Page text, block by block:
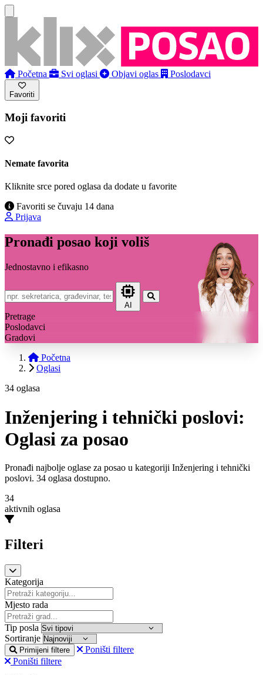
Početna Svi oglasi Objavi oglas Poslodavci
Favoriti
Moji favoriti
Nemate favorita
Kliknite srce pored oglasa da dodate u favorite
Favoriti se čuvaju 14 dana
Prijava
Pronađi posao koji voliš
Jednostavno i efikasno
AI
Pretrage
Poslodavci
Gradovi
Početna
Oglasi
34 oglasa
Inženjering i tehnički poslovi:
Oglasi za posao
Pronađi najbolje oglase za posao u kategoriji Inženjering i tehnički
poslovi. 34 oglasa dostupno.
34
aktivnih oglasa
Filteri
Kategorija
Mjesto rada
Tip posla
Sortiranje
Primijeni filtere
Poništi filtere
Poništi filtere